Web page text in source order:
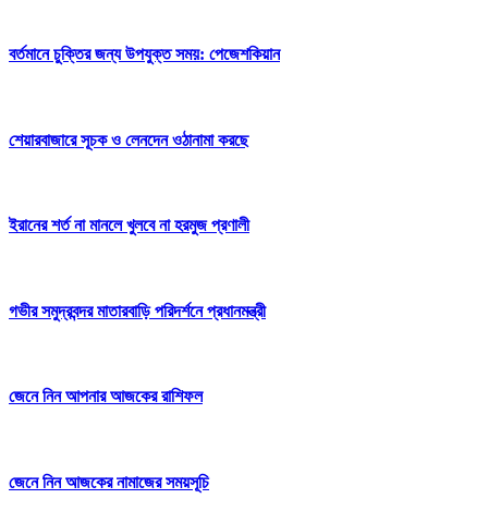
বর্তমানে চুক্তির জন্য উপযুক্ত সময়: পেজেশকিয়ান
শেয়ারবাজারে সূচক ও লেনদেন ওঠানামা করছে
ইরানের শর্ত না মানলে খুলবে না হরমুজ প্রণালী
গভীর সমুদ্রবন্দর মাতারবাড়ি পরিদর্শনে প্রধানমন্ত্রী
জেনে নিন আপনার আজকের রাশিফল
জেনে নিন আজকের নামাজের সময়সূচি